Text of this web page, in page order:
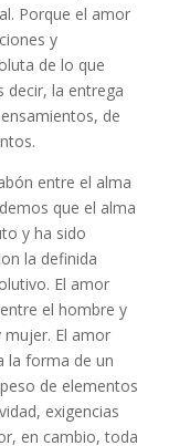
Porque el amor
y
de lo que
decir, la entrega
de
entre el alma
que el alma
y ha sido
la definida
El amor
el hombre y
El amor
la forma de un
de elementos
exigencias
en cambio, toda